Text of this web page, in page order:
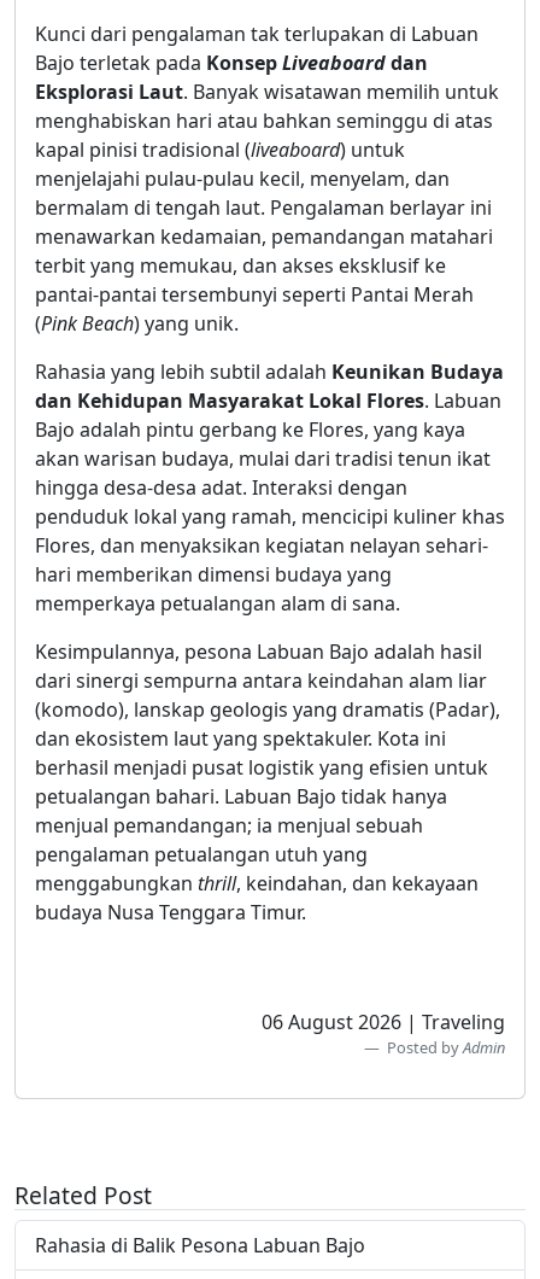
Kunci dari pengalaman tak terlupakan di Labuan
Bajo terletak pada KonsepLiveaboarddan
Eksplorasi Laut. Banyak wisatawan memilih untuk
menghabiskan hari atau bahkan seminggu di atas
kapal pinisi tradisional (liveaboard) untuk
menjelajahi pulau-pulau kecil, menyelam, dan
bermalam di tengah laut. Pengalaman berlayar ini
menawarkan kedamaian, pemandangan matahari
terbit yang memukau, dan akses eksklusif ke
pantai-pantai tersembunyi seperti Pantai Merah
(Pink Beach) yang unik.
Rahasia yang lebih subtil adalah Keunikan Budaya
dan Kehidupan Masyarakat Lokal Flores. Labuan
Bajo adalah pintu gerbang ke Flores, yang kaya
akan warisan budaya, mulai dari tradisi tenun ikat
hingga desa-desa adat. Interaksi dengan
penduduk lokal yang ramah, mencicipi kuliner khas
Flores, dan menyaksikan kegiatan nelayan sehari-
hari memberikan dimensi budaya yang
memperkaya petualangan alam di sana.
Kesimpulannya, pesona Labuan Bajo adalah hasil
dari sinergi sempurna antara keindahan alam liar
(komodo), lanskap geologis yang dramatis (Padar),
dan ekosistem laut yang spektakuler. Kota ini
berhasil menjadi pusat logistik yang efisien untuk
petualangan bahari. Labuan Bajo tidak hanya
menjual pemandangan; ia menjual sebuah
pengalaman petualangan utuh yang
menggabungkan thrill, keindahan, dan kekayaan
budaya Nusa Tenggara Timur.
06 August 2026 | Traveling
Posted byAdmin
Related Post
Rahasia di Balik Pesona Labuan Bajo